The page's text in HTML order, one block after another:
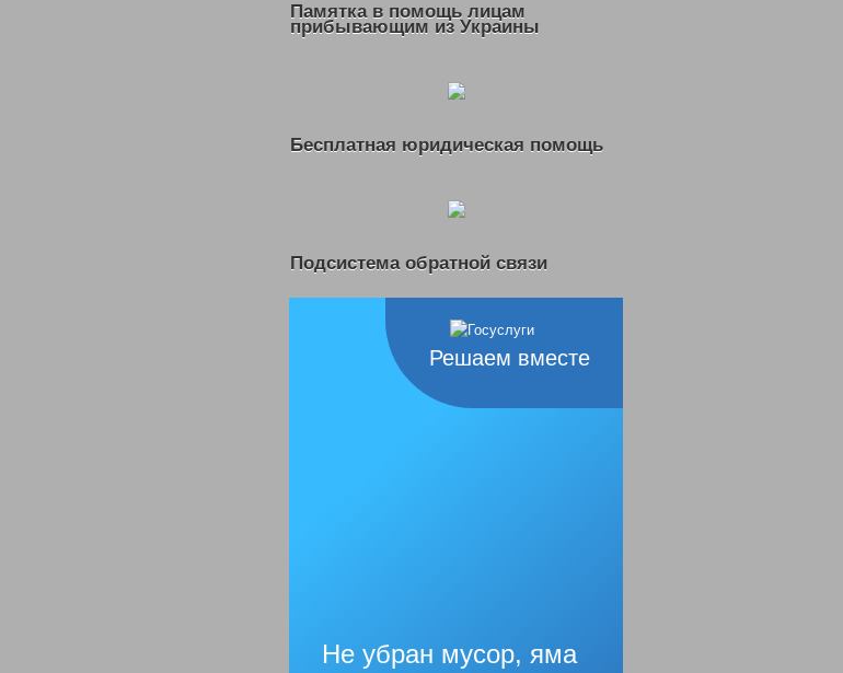
Памятка в помощь лицам
прибывающим из Украины
Бесплатная юридическая помощь
Подсистема обратной связи
Решаем вместе
Не убран мусор, яма